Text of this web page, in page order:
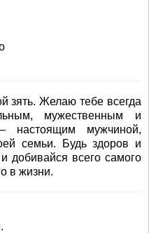
зять. Желаю тебе всегда
мужественным и
мужчиной,
семьи. Будь здоров и
добивайся всего самого
в жизни.